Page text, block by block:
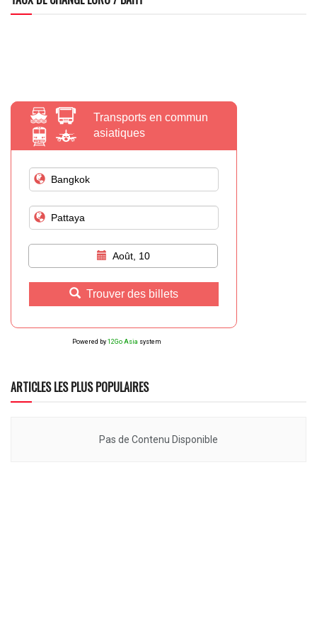
Transports en commun
asiatiques
Août, 10
Trouver des billets
Powered by 12Go Asia system
ARTICLES LES PLUS POPULAIRES
Pas de Contenu Disponible